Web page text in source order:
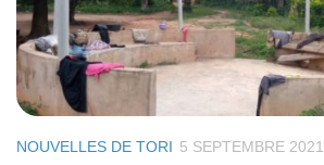
NOUVELLES DE TORI 5 SEPTEMBRE 2021